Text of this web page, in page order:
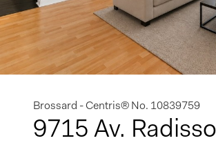
Brossard - Centris® No. 10839759
9715 Av.